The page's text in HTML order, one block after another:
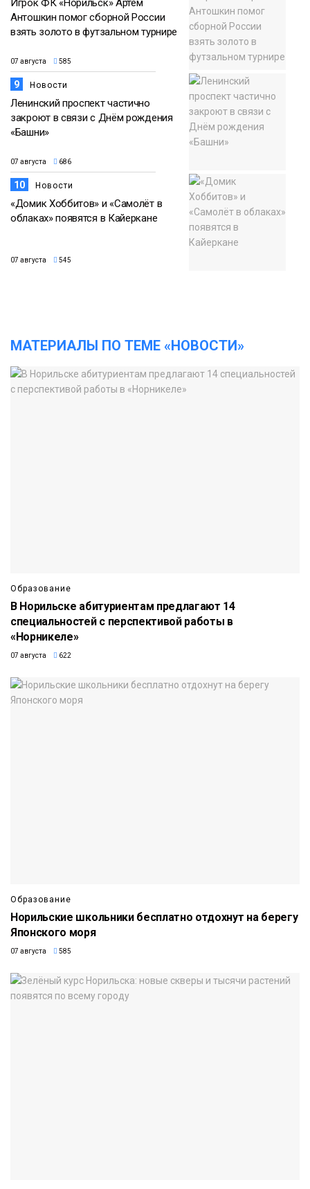
Игрок ФК «Норильск» Артём
Антошкин помог сборной России
взять золото в футзальном турнире
07 августа 585
9 Новости
Ленинский проспект частично
закроют в связи с Днём рождения
«Башни»
07 августа 686
10 Новости
«Домик Хоббитов» и «Самолёт в
облаках» появятся в Кайеркане
07 августа 545
МАТЕРИАЛЫ ПО ТЕМЕ «НОВОСТИ»
Образование
В Норильске абитуриентам предлагают 14
специальностей с перспективой работы в
«Норникеле»
07 августа 622
Образование
Норильские школьники бесплатно отдохнут на берегу
Японского моря
07 августа 585